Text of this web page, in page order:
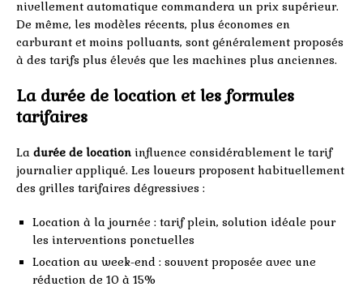
nivellement automatique commandera un prix supérieur.
De même, les modèles récents, plus économes en
carburant et moins polluants, sont généralement proposés
à des tarifs plus élevés que les machines plus anciennes.
La durée de location et les formules
tarifaires
La durée de location influence considérablement le tarif
journalier appliqué. Les loueurs proposent habituellement
des grilles tarifaires dégressives :
Location à la journée : tarif plein, solution idéale pour
les interventions ponctuelles
Location au week-end : souvent proposée avec une
réduction de 10 à 15%